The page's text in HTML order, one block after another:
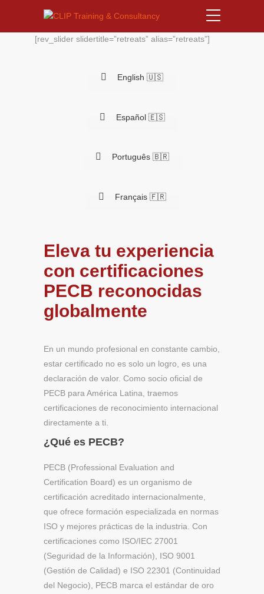
[rev_slider slidertitle=”retreats” alias=”retreats”]
English 🇺🇸
Español 🇪🇸
Português 🇧🇷
Français 🇫🇷
Eleva tu experiencia
con certificaciones
PECB reconocidas
globalmente
En un mundo profesional en constante cambio,
estar certificado no es solo un logro, es una
declaración de valor. Como socio oficial de
PECB para América Latina, traemos
certificaciones de reconocimiento internacional
directamente a ti.
¿Qué es PECB?
PECB (Professional Evaluation and
Certification Board) es un organismo de
certificación acreditado internacionalmente,
que ofrece formación especializada en normas
ISO y mejores prácticas de la industria. Con
certificaciones como ISO/IEC 27001
(Seguridad de la Información), ISO 9001
(Gestión de Calidad) e ISO 22301 (Continuidad
del Negocio), PECB marca el estándar de oro